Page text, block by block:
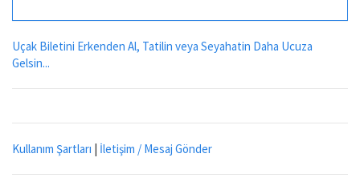
Uçak Biletini Erkenden Al, Tatilin veya Seyahatin Daha Ucuza
Gelsin...
Kullanım Şartları | İletişim / Mesaj Gönder